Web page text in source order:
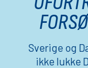
Sverige og
ikke lukke